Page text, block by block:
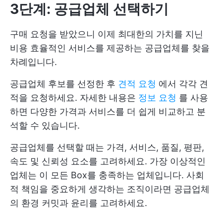
3단계: 공급업체 선택하기
구매 요청을 받았으니 이제 최대한의 가치를 지닌
비용 효율적인 서비스를 제공하는 공급업체를 찾을
차례입니다.
공급업체 후보를 선정한 후 견적 요청 에서 각각 견
적을 요청하세요. 자세한 내용은 정보 요청 를 사용
하면 다양한 가격과 서비스를 더 쉽게 비교하고 분
석할 수 있습니다.
공급업체를 선택할 때는 가격, 서비스, 품질, 평판,
속도 및 신뢰성 요소를 고려하세요. 가장 이상적인
업체는 이 모든 Box를 충족하는 업체입니다. 사회
적 책임을 중요하게 생각하는 조직이라면 공급업체
의 환경 커밋과 윤리를 고려하세요.